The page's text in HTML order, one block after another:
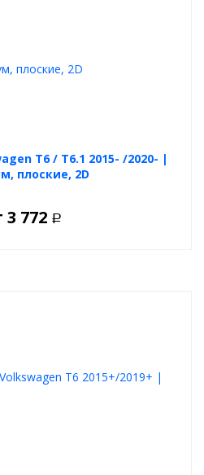
T6 / T6.1 2015- /2020- |
плоские, 2D
3 772 Р